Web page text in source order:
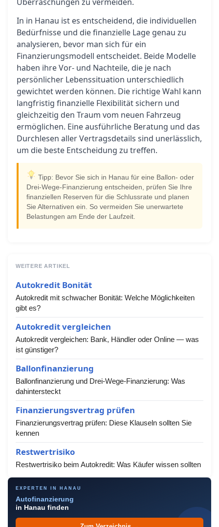
In in Hanau ist es entscheidend, die individuellen
Bedürfnisse und die finanzielle Lage genau zu
analysieren, bevor man sich für ein
Finanzierungsmodell entscheidet. Beide Modelle
haben ihre Vor- und Nachteile, die je nach
persönlicher Lebenssituation unterschiedlich
gewichtet werden können. Die richtige Wahl kann
langfristig finanzielle Flexibilität sichern und
gleichzeitig den Traum vom neuen Fahrzeug
ermöglichen. Eine ausführliche Beratung und das
Durchlesen aller Vertragsdetails sind unerlässlich,
um die beste Entscheidung zu treffen.
Tipp: Bevor Sie sich in Hanau für eine Ballon- oder
Drei-Wege-Finanzierung entscheiden, prüfen Sie Ihre
finanziellen Reserven für die Schlussrate und planen
Sie Alternativen ein. So vermeiden Sie unerwartete
Belastungen am Ende der Laufzeit.
WEITERE ARTIKEL
Autokredit Bonität
Autokredit mit schwacher Bonität: Welche Möglichkeiten
gibt es?
Autokredit vergleichen
Autokredit vergleichen: Bank, Händler oder Online — was
ist günstiger?
Ballonfinanzierung
Ballonfinanzierung und Drei-Wege-Finanzierung: Was
dahintersteckt
Finanzierungsvertrag prüfen
Finanzierungsvertrag prüfen: Diese Klauseln sollten Sie
kennen
Restwertrisiko
Restwertrisiko beim Autokredit: Was Käufer wissen sollten
EXPERTEN IN HANAU
Autofinanzierung
in Hanau finden